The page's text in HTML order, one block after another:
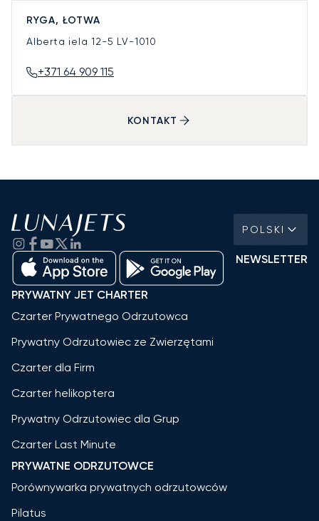
RYGA, ŁOTWA
Alberta iela 12-5 LV-1010
+371 64 909 115
KONTAKT
POLSKI
NEWSLETTER
PRYWATNY JET CHARTER
Czarter Prywatnego Odrzutowca
Prywatny Odrzutowiec ze Zwierzętami
Czarter dla Firm
Czarter helikoptera
Prywatny Odrzutowiec dla Grup
Czarter Last Minute
PRYWATNE ODRZUTOWCE
Porównywarka prywatnych odrzutowców
Pilatus